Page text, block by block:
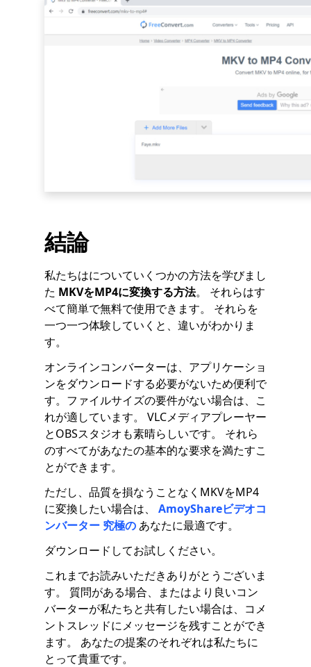
結論
私たちはについていくつかの方法を学びまし
た MKVをMP4に変換する方法。 それらはす
べて簡単で無料で使用できます。 それらを
一つ一つ体験していくと、違いがわかりま
す。
オンラインコンバーターは、アプリケーショ
ンをダウンロードする必要がないため便利で
す。ファイルサイズの要件がない場合は、こ
れが適しています。 VLCメディアプレーヤー
とOBSスタジオも素晴らしいです。 それら
のすべてがあなたの基本的な要求を満たすこ
とができます。
ただし、品質を損なうことなくMKVをMP4
に変換したい場合は、 AmoyShareビデオコ
ンバーター 究極の あなたに最適です。
ダウンロードしてお試しください。
これまでお読みいただきありがとうございま
す。 質問がある場合、またはより良いコン
バーターが私たちと共有したい場合は、コメ
ントスレッドにメッセージを残すことができ
ます。
あなたの提案のそれぞれは私たちに
とって貴重です。